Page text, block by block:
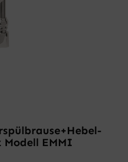
EMMI